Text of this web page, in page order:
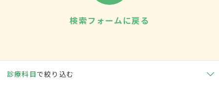
検索フォームに戻る
診療科目で絞り込む